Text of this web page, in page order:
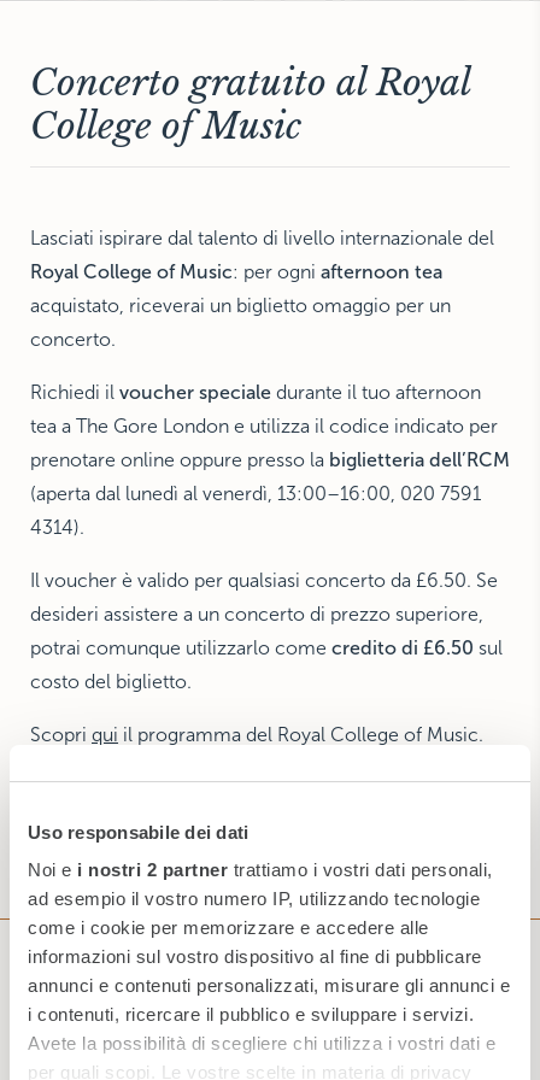
Uso responsabile dei dati
Noi e i nostri 2 partner trattiamo i vostri dati personali,
ad esempio il vostro numero IP, utilizzando tecnologie
come i cookie per memorizzare e accedere alle
informazioni sul vostro dispositivo al fine di pubblicare
annunci e contenuti personalizzati, misurare gli annunci e
i contenuti, ricercare il pubblico e sviluppare i servizi.
Avete la possibilità di scegliere chi utilizza i vostri dati e
per quali scopi. Le vostre scelte in materia di privacy
Concerto gratuito al Royal
College of Music
Lasciati ispirare dal talento di livello internazionale del
Royal College of Music: per ogni afternoon tea
acquistato, riceverai un biglietto omaggio per un
concerto.
Richiedi il voucher speciale durante il tuo afternoon
tea a The Gore London e utilizza il codice indicato per
prenotare online oppure presso la biglietteria dell’RCM
(aperta dal lunedì al venerdì, 13:00–16:00, 020 7591
4314).
Il voucher è valido per qualsiasi concerto da £6.50. Se
desideri assistere a un concerto di prezzo superiore,
potrai comunque utilizzarlo come credito di £6.50 sul
costo del biglietto.
Scopri qui il programma del Royal College of Music.
PRENOTA ORA
Iscriviti alla nostra Newsletter